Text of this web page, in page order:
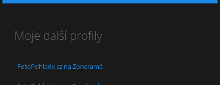
Moje další profily
FotoPohledy.cz na Zoneramě